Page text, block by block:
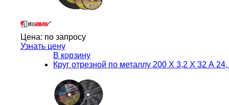
Цена: по запросу
Узнать цену
В корзину
Круг отрезной по металлу 200 Х 3,2 Х 32 А